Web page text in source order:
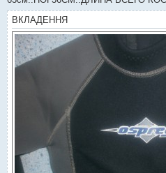
е
н
н
я
ВКЛАДЕННЯ